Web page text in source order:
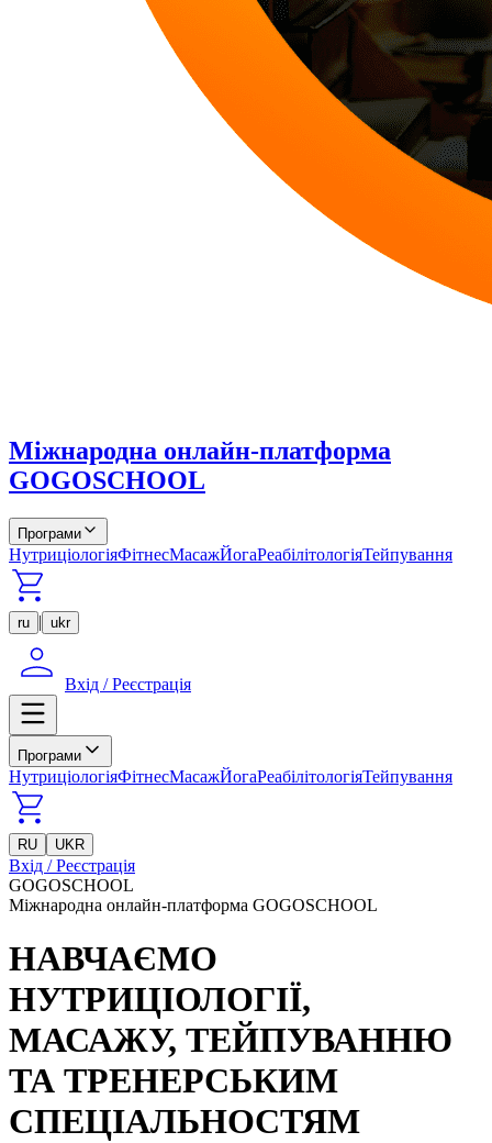
Міжнародна онлайн-платформа
GOGOSCHOOL
Програми
НутриціологіяФітнесМасажЙогаРеабілітологіяТейпування
ru | ukr
Вхід / Реєстрація
Програми
НутриціологіяФітнесМасажЙогаРеабілітологіяТейпування
RU UKR
Вхід / Реєстрація
GOGOSCHOOL
Міжнародна онлайн-платформа GOGOSCHOOL
НАВЧАЄМО
НУТРИЦІОЛОГІЇ,
МАСАЖУ, ТЕЙПУВАННЮ
ТА ТРЕНЕРСЬКИМ
СПЕЦІАЛЬНОСТЯМ